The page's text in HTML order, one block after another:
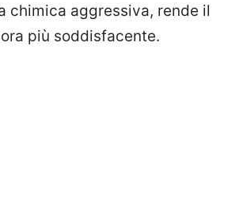
chimica aggressiva, rende il
più soddisfacente.